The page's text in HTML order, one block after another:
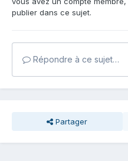
publier dans ce sujet.
Répondre à ce sujet…
Partager